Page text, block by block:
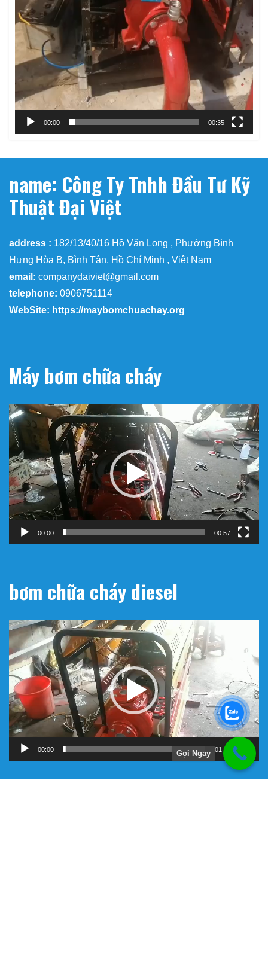
00:00 00:35
name: Công Ty Tnhh Đầu Tư Kỹ
Thuật Đại Việt
address : 182/13/40/16 Hồ Văn Long , Phường Bình
Hưng Hòa B, Bình Tân, Hồ Chí Minh , Việt Nam
email: companydaiviet@gmail.com
telephone: 0906751114
WebSite: https://maybomchuachay.org
Máy bơm chữa cháy
Trình
chơi
Video
00:00 00:57
bơm chữa cháy diesel
Trình
chơi
Video
00:00 01:11
Gọi Ngay